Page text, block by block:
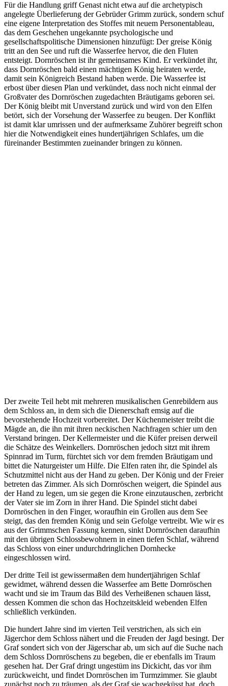
Für die Handlung griff Genast nicht etwa auf die archetypisch
angelegte Überlieferung der Gebrüder Grimm zurück, sondern schuf
eine eigene Interpretation des Stoffes mit neuem Personentableau,
das dem Geschehen ungekannte psychologische und
gesellschaftspolitische Dimensionen hinzufügt: Der greise König
tritt an den See und ruft die Wasserfee hervor, die den Fluten
entsteigt. Dornröschen ist ihr gemeinsames Kind. Er verkündet ihr,
dass Dornröschen bald einen mächtigen König heiraten werde,
damit sein Königreich Bestand haben werde. Die Wasserfee ist
erbost über diesen Plan und verkündet, dass noch nicht einmal der
Großvater des Dornröschen zugedachten Bräutigams geboren sei.
Der König bleibt mit Unverstand zurück und wird von den Elfen
betört, sich der Vorsehung der Wasserfee zu beugen. Der Konflikt
ist damit klar umrissen und der aufmerksame Zuhörer begreift schon
hier die Notwendigkeit eines hundertjährigen Schlafes, um die
füreinander Bestimmten zueinander bringen zu können.
Der zweite Teil hebt mit mehreren musikalischen Genrebildern aus
dem Schloss an, in dem sich die Dienerschaft emsig auf die
bevorstehende Hochzeit vorbereitet. Der Küchenmeister treibt die
Mägde an, die ihn mit ihren neckischen Nachfragen schier um den
Verstand bringen. Der Kellermeister und die Küfer preisen derweil
die Schätze des Weinkellers. Dornröschen jedoch sitzt mit ihrem
Spinnrad im Turm, fürchtet sich vor dem fremden Bräutigam und
bittet die Naturgeister um Hilfe. Die Elfen raten ihr, die Spindel als
Schutzmittel nicht aus der Hand zu geben. Der König und der Freier
betreten das Zimmer. Als sich Dornröschen weigert, die Spindel aus
der Hand zu legen, um sie gegen die Krone einzutauschen, zerbricht
der Vater sie im Zorn in ihrer Hand. Die Spindel sticht dabei
Dornröschen in den Finger, woraufhin ein Grollen aus dem See
steigt, das den fremden König und sein Gefolge vertreibt. Wie wir es
aus der Grimmschen Fassung kennen, sinkt Dornröschen daraufhin
mit den übrigen Schlossbewohnern in einen tiefen Schlaf, während
das Schloss von einer undurchdringlichen Dornhecke
eingeschlossen wird.
Der dritte Teil ist gewissermaßen dem hundertjährigen Schlaf
gewidmet, während dessen die Wasserfee am Bette Dornröschen
wacht und sie im Traum das Bild des Verheißenen schauen lässt,
dessen Kommen die schon das Hochzeitskleid webenden Elfen
schließlich verkünden.
Die hundert Jahre sind im vierten Teil verstrichen, als sich ein
Jägerchor dem Schloss nähert und die Freuden der Jagd besingt. Der
Graf sondert sich von der Jägerschar ab, um sich auf die Suche nach
dem Schloss Dornröschens zu begeben, die er ebenfalls im Traum
gesehen hat. Der Graf dringt ungestüm ins Dickicht, das vor ihm
zurückweicht, und findet Dornröschen im Turmzimmer. Sie glaubt
zunächst noch zu träumen, als der Graf sie wachgeküsst hat, doch